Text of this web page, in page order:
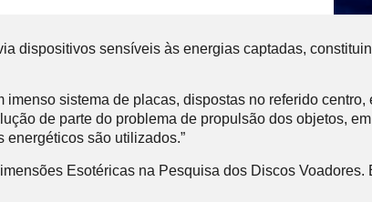
dispositivos sensíveis às energias captadas,
sistema de placas, dispostas no referido
de parte do problema de propulsão dos objetos,
energéticos são utilizados.”
Esotéricas na Pesquisa dos Discos Voadores.